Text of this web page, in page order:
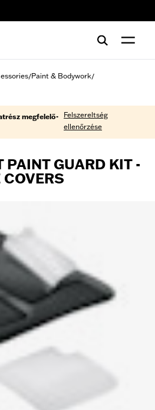
/Paint & Bodywork/
megfelelő-
Felszereltség
ellenőrzése
PAINT GUARD KIT -